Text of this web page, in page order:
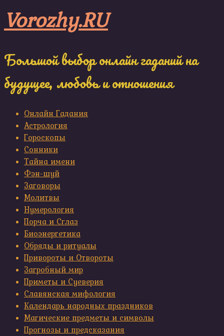
to
content
Vorozhy.RU
Большой выбор онлайн гаданий на
будущее, любовь и отношения
Онлайн Гадания
Астрология
Гороскопы
Сонники
Тайна имени
Фэн-шуй
Заговоры
Молитвы
Нумерология
Порча и Сглаз
Биоэнергетика
Обряды и ритуалы
Привороты и Отвороты
Загробный мир
Приметы и Суеверия
Славянская мифология
Календарь народных праздников
Магические предметы и символы
Прогнозы и предсказания